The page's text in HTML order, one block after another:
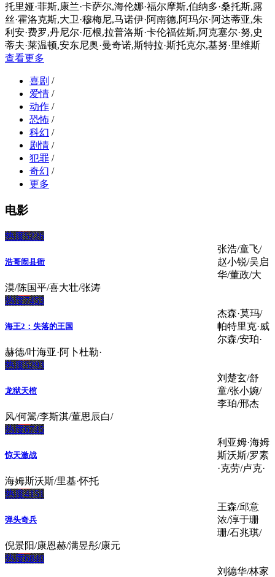
托里娅·菲斯,康兰·卡萨尔,海伦娜·福尔摩斯,伯纳多·桑托斯,露
丝·霍洛克斯,大卫·穆梅尼,马诺伊·阿南德,阿玛尔·阿达蒂亚,朱
利安·费罗,丹尼尔·厄根,拉普洛斯·卡伦福佐斯,阿克塞尔·努,史
蒂夫·莱温顿,安东尼奥·曼奇诺,斯特拉·斯托克尔,基努·里维斯
查看更多
喜剧 /
爱情 /
动作 /
恐怖 /
科幻 /
剧情 /
犯罪 /
奇幻 /
更多
电影
热度5226
浩哥闹县衙
张浩/童飞/
赵小锐/吴启
华/董政/大
漠/陈国平/喜大壮/张涛
热度7453
海王2：失落的王国
杰森·莫玛/
帕特里克·威
尔森/安珀·
赫德/叶海亚·阿卜杜勒·
热度5293
龙狱天棺
刘楚玄/舒
童/张小婉/
李珀/邢杰
风/何翯/李斯淇/董思辰白/
热度6745
惊天激战
利亚姆·海姆
斯沃斯/罗素
·克劳/卢克·
海姆斯沃斯/里基·怀托
热度4151
弹头奇兵
王森/邱意
浓/淳于珊
珊/石兆琪/
倪景阳/康恩赫/满昱彤/康元
热度6840
刘德华/林家